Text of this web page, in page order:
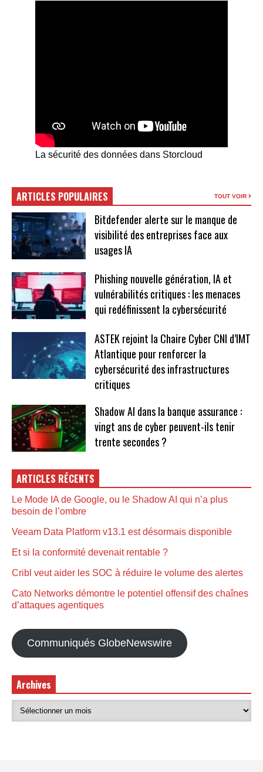
La sécurité des données dans Storcloud
ARTICLES POPULAIRES TOUT VOIR
Bitdefender alerte sur le manque de
visibilité des entreprises face aux
usages IA
Phishing nouvelle génération, IA et
vulnérabilités critiques : les menaces
qui redéfinissent la cybersécurité
ASTEK rejoint la Chaire Cyber CNI d’IMT
Atlantique pour renforcer la
cybersécurité des infrastructures
critiques
Shadow AI dans la banque assurance :
vingt ans de cyber peuvent-ils tenir
trente secondes ?
ARTICLES RÉCENTS
Le Mode IA de Google, ou le Shadow AI qui n’a plus
besoin de l’ombre
Veeam Data Platform v13.1 est désormais disponible
Et si la conformité devenait rentable ?
Cribl veut aider les SOC à réduire le volume des alertes
Cato Networks démontre le potentiel offensif des chaînes
d’attaques agentiques
Communiqués GlobeNewswire
Archives